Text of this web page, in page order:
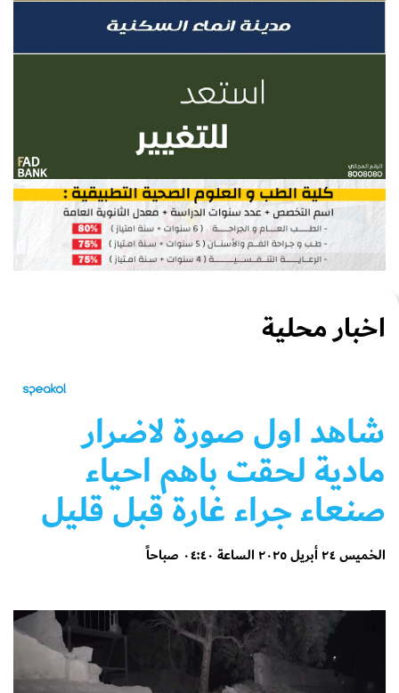
اخبار محلية
شاهد اول صورة لاضرار
مادية لحقت باهم احياء
صنعاء جراء غارة قبل قليل
الخميس ٢٤ أبريل ٢٠٢٥ الساعة ٠٤:٤٠ صباحاً